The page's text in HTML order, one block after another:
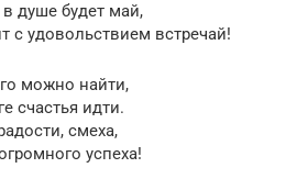
в душе будет май,
удовольствием встречай!
можно найти,
счастья идти.
смеха,
успеха!